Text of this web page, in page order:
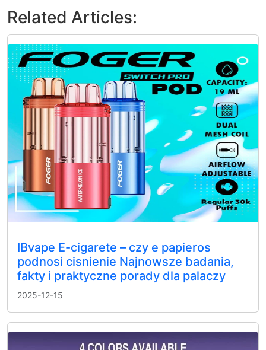
Related Articles:
IBvape E-cigarete – czy e papieros
podnosi cisnienie Najnowsze badania,
fakty i praktyczne porady dla palaczy
2025-12-15